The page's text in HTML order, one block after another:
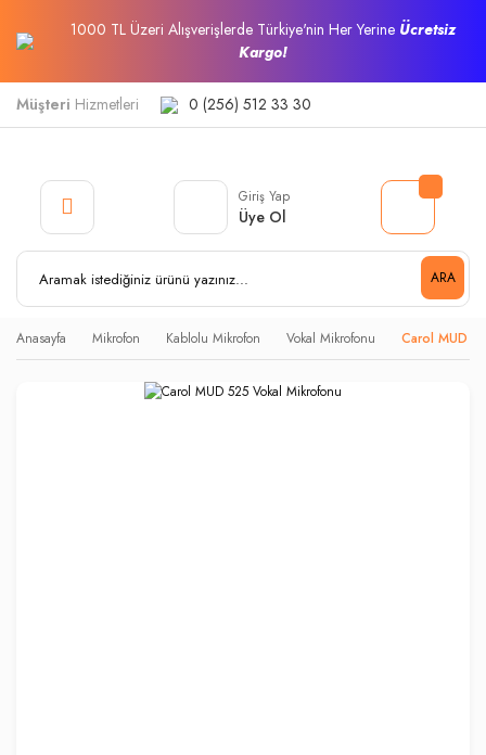
1000 TL Üzeri Alışverişlerde Türkiye'nin Her Yerine Ücretsiz
Kargo!
Müşteri Hizmetleri 0 (256) 512 33 30
ARA
Giriş Yap
Üye Ol
Anasayfa Mikrofon Kablolu Mikrofon Vokal Mikrofonu Carol MUD